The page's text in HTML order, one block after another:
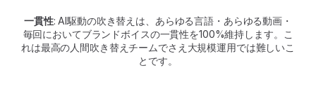
一貫性: AI駆動の吹き替えは、あらゆる言語・あらゆる動画・
毎回においてブランドボイスの一貫性を100%維持します。こ
れは最高の人間吹き替えチームでさえ大規模運用では難しいこ
とです。